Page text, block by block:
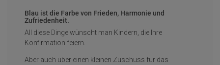
Blau ist die Farbe von Frieden, Harmonie und
Zufriedenheit.
All diese Dinge wünscht man Kindern, die Ihre
Konfirmation feiern.
Aber auch über einen kleinen Zuschuss für das